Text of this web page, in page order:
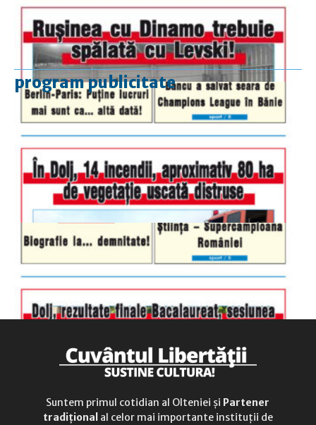
program publicitate
luni-vineri
9.00 - 17.00
duminică
9.00 - 12.00
Suntem primul cotidian al Olteniei și Partener
tradițional al celor mai importante instituții de